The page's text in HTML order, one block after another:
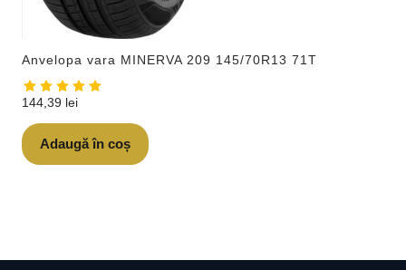
Anvelopa vara MINERVA 209 145/70R13 71T
144,39 lei
Adaugă în coș